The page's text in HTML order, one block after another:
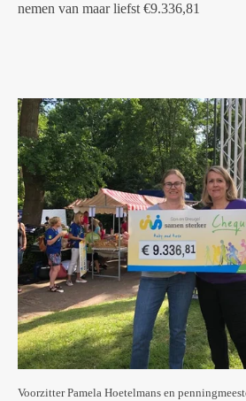
nemen van maar liefst €9.336,81
Voorzitter Pamela Hoetelmans en